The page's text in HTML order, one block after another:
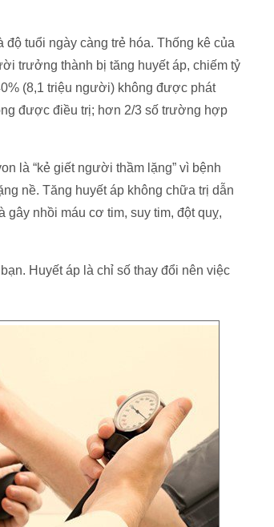
tuổi ngày càng trẻ hóa. Thống kê của
trưởng thành bị tăng huyết áp, chiếm tỷ
(8,1 triệu người) không được phát
được điều trị; hơn 2/3 số trường hợp
là “kẻ giết người thầm lặng” vì bệnh
nề. Tăng huyết áp không chữa trị dẫn
gây nhồi máu cơ tim, suy tim, đột quỵ,
Huyết áp là chỉ số thay đổi nên việc